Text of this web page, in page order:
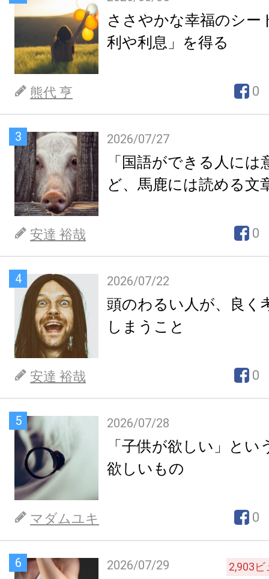
ささやかな幸福のシー
利や利息」を得る
熊代 亨 0
3 2026/07/27
「国語ができる人には
ど、馬鹿には読める文
安達 裕哉 0
4 2026/07/22
頭のわるい人が、良く
しまうこと
安達 裕哉 0
5 2026/07/28
「子供が欲しい」とい
欲しいもの
マダムユキ 0
6 2026/07/29 2,903ビ